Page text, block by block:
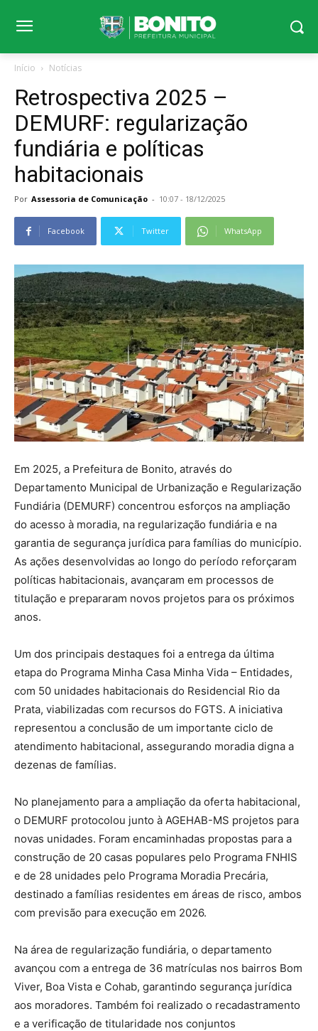
Início Notícias
Retrospectiva 2025 –
DEMURF: regularização
fundiária e políticas
habitacionais
Por Assessoria de Comunicação - 10:07 - 18/12/2025
Facebook Twitter WhatsApp
Em 2025, a Prefeitura de Bonito, através do
Departamento Municipal de Urbanização e Regularização
Fundiária (DEMURF) concentrou esforços na ampliação
do acesso à moradia, na regularização fundiária e na
garantia de segurança jurídica para famílias do município.
As ações desenvolvidas ao longo do período reforçaram
políticas habitacionais, avançaram em processos de
titulação e prepararam novos projetos para os próximos
anos.
Um dos principais destaques foi a entrega da última
etapa do Programa Minha Casa Minha Vida – Entidades,
com 50 unidades habitacionais do Residencial Rio da
Prata, viabilizadas com recursos do FGTS. A iniciativa
representou a conclusão de um importante ciclo de
atendimento habitacional, assegurando moradia digna a
dezenas de famílias.
No planejamento para a ampliação da oferta habitacional,
o DEMURF protocolou junto à AGEHAB-MS projetos para
novas unidades. Foram encaminhadas propostas para a
construção de 20 casas populares pelo Programa FNHIS
e de 28 unidades pelo Programa Moradia Precária,
destinado a famílias residentes em áreas de risco, ambos
com previsão para execução em 2026.
Na área de regularização fundiária, o departamento
avançou com a entrega de 36 matrículas nos bairros Bom
Viver, Boa Vista e Cohab, garantindo segurança jurídica
aos moradores. Também foi realizado o recadastramento
e a verificação de titularidade nos conjuntos